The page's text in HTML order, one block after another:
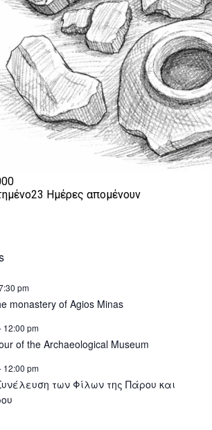
pm
monastery of Agios Minas
12:00 pm
of the Archaeological Museum
12:00 pm
των Φίλων της Πάρου και